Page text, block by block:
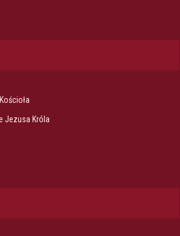
Jezusa Króla